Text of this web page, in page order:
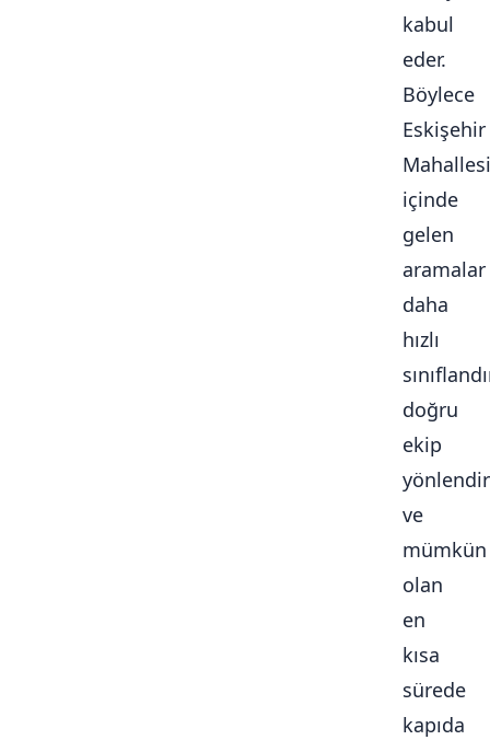
kabul
eder.
Böylece
Eskişehir
Mahallesi
içinde
gelen
aramalar
daha
hızlı
doğru
ekip
ve
mümkün
olan
en
kısa
sürede
kapıda